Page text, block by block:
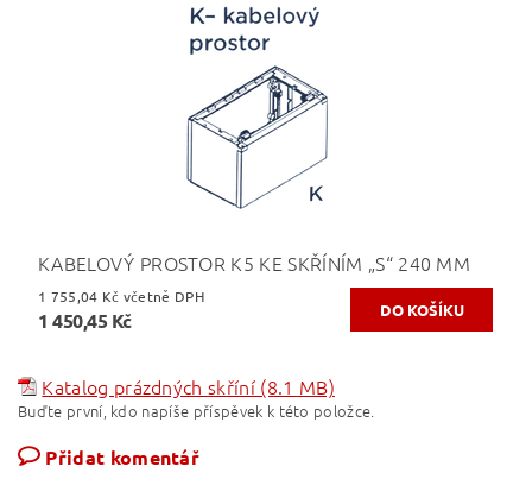
KABELOVÝ PROSTOR K5 KE SKŘÍNÍM „S“ 240 MM
1 755,04 Kč včetně DPH
1 450,45 Kč
Katalog prázdných skříní (8.1 MB)
Buďte první, kdo napíše příspěvek k této položce.
Přidat komentář